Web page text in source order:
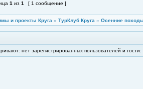
1 из 1 [ 1 сообщение ]
и проекты Круга » ТурКлуб Круга » Осенние
нет зарегистрированных пользователей и гости: